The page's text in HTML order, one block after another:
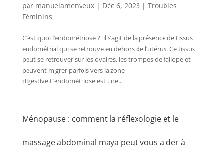
par manuelamenveux| Déc 6, 2023 | Troubles
Féminins
C’est quoi l’endométriose ? il s’agit de la présence de tissus
endométrial qui se retrouve en dehors de l’utérus. Ce tissus
peut se retrouver sur les ovaires, les trompes de fallope et
peuvent migrer parfois vers la zone
digestive.L’endométriose est une...
Ménopause : comment la réflexologie et le
massage abdominal maya peut vous aider à